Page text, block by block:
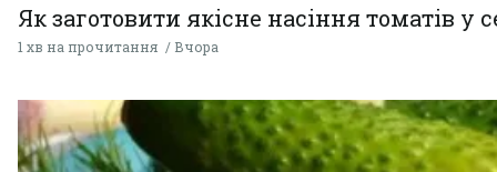
Як заготовити якісне насіння томатів у
1 хв на прочитання Вчора